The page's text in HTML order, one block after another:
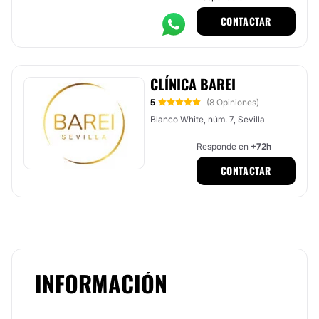
CONTACTAR
CLÍNICA BAREI
5
(8 Opiniones)
Blanco White, núm. 7, Sevilla
Responde en +72h
CONTACTAR
INFORMACIÓN